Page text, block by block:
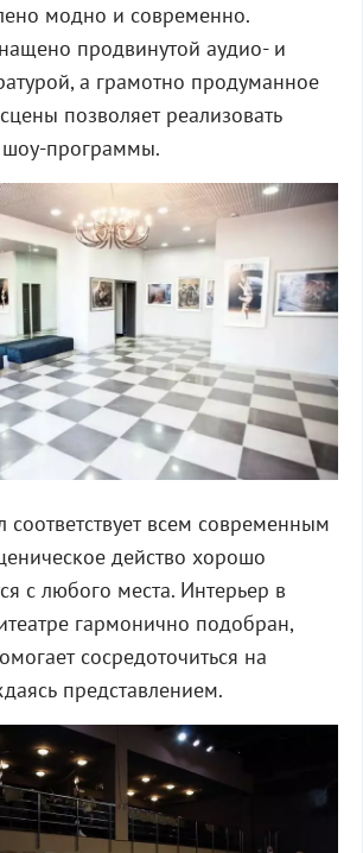
модно и современно.
продвинутой аудио- и
а грамотно продуманное
позволяет реализовать
программы.
соответствует всем современным
действо хорошо
с любого места. Интерьер в
гармонично подобран,
сосредоточиться на
представлением.